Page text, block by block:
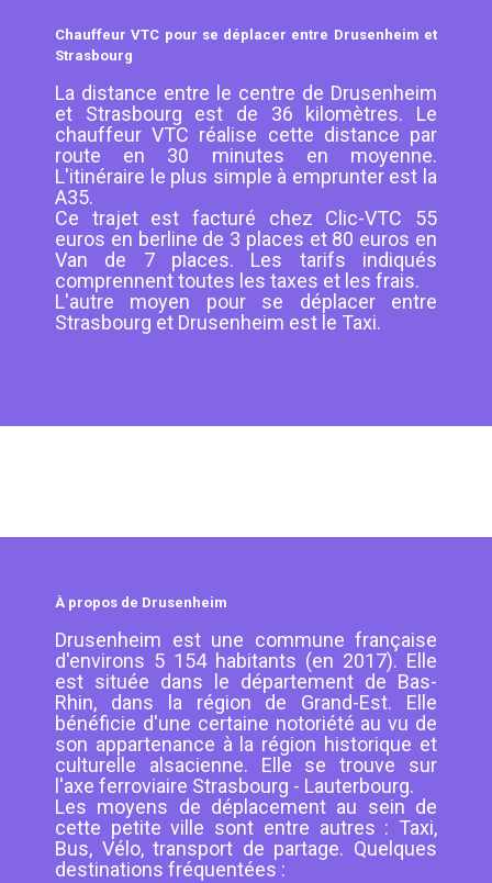
Chauffeur VTC pour se déplacer entre Drusenheim et
Strasbourg
La distance entre le centre de Drusenheim
et Strasbourg est de 36 kilomètres. Le
chauffeur VTC réalise cette distance par
route en 30 minutes en moyenne.
L'itinéraire le plus simple à emprunter est la
A35.
Ce trajet est facturé chez Clic-VTC 55
euros en berline de 3 places et 80 euros en
Van de 7 places. Les tarifs indiqués
comprennent toutes les taxes et les frais.
L'autre moyen pour se déplacer entre
Strasbourg et Drusenheim est le Taxi.
À propos de Drusenheim
Drusenheim est une commune française
d'environs 5 154 habitants (en 2017). Elle
est située dans le département de Bas-
Rhin, dans la région de Grand-Est. Elle
bénéficie d'une certaine notoriété au vu de
son appartenance à la région historique et
culturelle alsacienne. Elle se trouve sur
l'axe ferroviaire Strasbourg - Lauterbourg.
Les moyens de déplacement au sein de
cette petite ville sont entre autres : Taxi,
Bus, Vélo, transport de partage. Quelques
destinations fréquentées :